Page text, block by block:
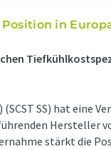
in
SS) hat eine
Hersteller
stärkt die